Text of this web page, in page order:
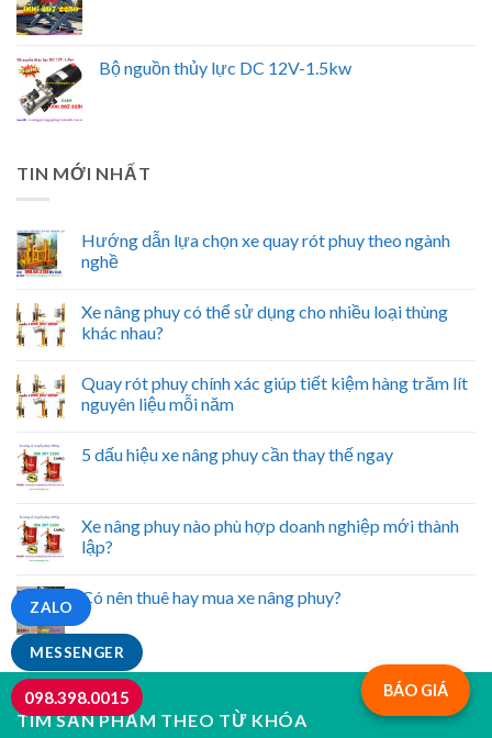
MESSENGER
ZALO
098.398.0015
Bộ nguồn thủy lực DC 12V-1.5kw
TIN MỚI NHẤT
Hướng dẫn lựa chọn xe quay rót phuy theo ngành
nghề
Xe nâng phuy có thể sử dụng cho nhiều loại thùng
khác nhau?
Quay rót phuy chính xác giúp tiết kiệm hàng trăm lít
nguyên liệu mỗi năm
5 dấu hiệu xe nâng phuy cần thay thế ngay
Xe nâng phuy nào phù hợp doanh nghiệp mới thành
lập?
Có nên thuê hay mua xe nâng phuy?
TÌM SẢN PHẨM THEO TỪ KHÓA
BÁO GIÁ